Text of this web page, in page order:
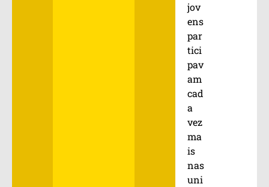
jov
ens
par
tici
pav
am
cad
a
vez
ma
is
nas
uni